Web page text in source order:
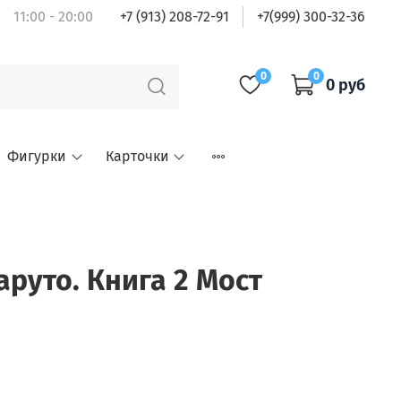
11:00 - 20:00 +7 (913) 208-72-91 +7(999) 300-32-36
0 0 0 руб
Фигурки Карточки
Книга 2 Мост